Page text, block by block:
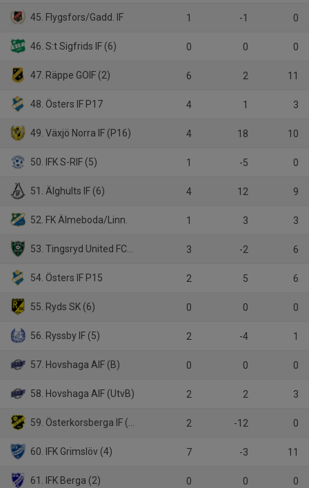
45. Flygsfors/Gadd. IF 1 -1 0
46. S:t Sigfrids IF (6) 0 0 0
47. Räppe GOIF (2) 6 2 11
48. Östers IF P17 4 1 3
49. Växjö Norra IF (P16) 4 18 10
50. IFK S-RIF (5) 1 -5 0
51. Älghults IF (6) 4 12 9
52. FK Älmeboda/Linn. 1 3 3
53. Tingsryd United FC (6) 3 -2 6
54. Östers IF P15 2 5 6
55. Ryds SK (6) 0 0 0
56. Ryssby IF (5) 2 -4 1
57. Hovshaga AIF (B) 0 0 0
58. Hovshaga AIF (UtvB) 2 2 3
59. Österkorsberga IF (6) 2 -12 0
60. IFK Grimslöv (4) 7 -3 11
61. IFK Berga (2) 0 0 0